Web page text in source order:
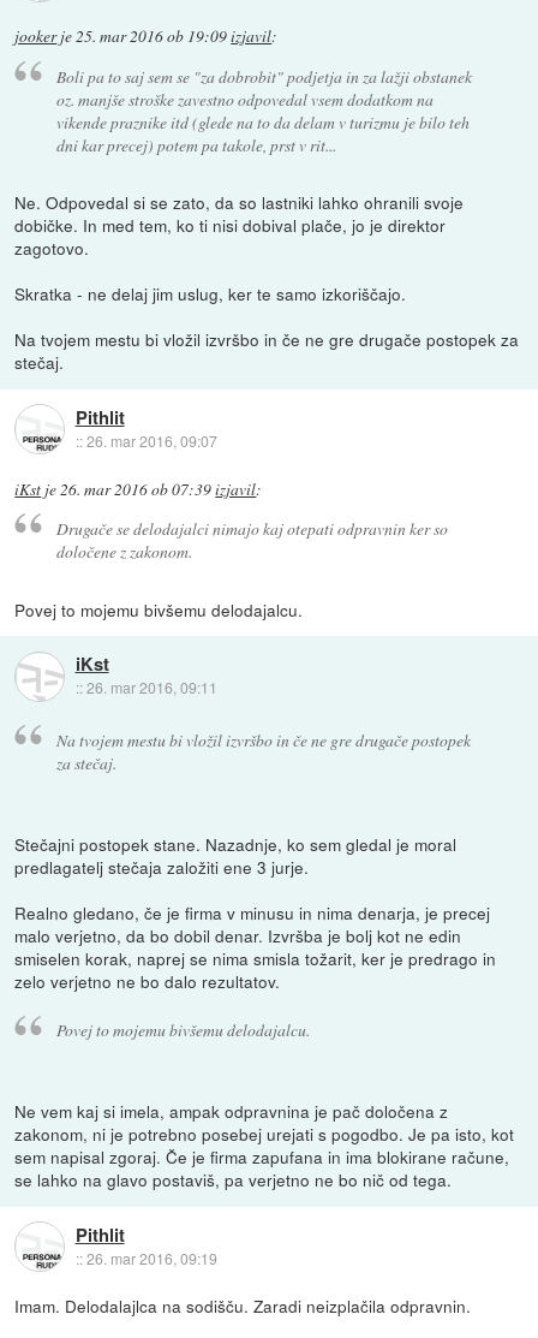
jookerje25. mar 2016 ob 19:09izjavil:
Boli pa to saj sem se "za dobrobit" podjetja in za lažji obstanek
oz. manjše stroške zavestno odpovedal vsem dodatkom na
vikende praznike itd (glede na to da delam v turizmu je bilo teh
dni kar precej) potem pa takole, prst v rit...
Ne. Odpovedal si se zato, da so lastniki lahko ohranili svoje
dobičke. In med tem, ko ti nisi dobival plače, jo je direktor
zagotovo.
Skratka - ne delaj jim uslug, ker te samo izkoriščajo.
Na tvojem mestu bi vložil izvršbo in če ne gre drugače postopek za
stečaj.
Pithlit
::26. mar 2016, 09:07
iKst je 26. mar 2016 ob 07:39izjavil:
Drugače se delodajalci nimajo kaj otepati odpravnin ker so
določene z zakonom.
Povej to mojemu bivšemu delodajalcu.
iKst
::26. mar 2016, 09:11
Na tvojem mestu bi vložil izvršbo in če ne gre drugače postopek
za stečaj.
Stečajni postopek stane. Nazadnje, ko sem gledal je moral
predlagatelj stečaja založiti ene 3 jurje.
Realno gledano, če je firma v minusu in nima denarja, je precej
malo verjetno, da bo dobil denar. Izvršba je bolj kot ne edin
smiselen korak, naprej se nima smisla tožarit, ker je predrago in
zelo verjetno ne bo dalo rezultatov.
Povej to mojemu bivšemu delodajalcu.
Ne vem kaj si imela, ampak odpravnina je pač določena z
zakonom, ni je potrebno posebej urejati s pogodbo. Je pa isto, kot
sem napisal zgoraj. Če je firma zapufana in ima blokirane račune,
se lahko na glavo postaviš, pa verjetno ne bo nič od tega.
Pithlit
::26. mar 2016, 09:19
Imam. Delodalajlca na sodišču. Zaradi neizplačila odpravnin.